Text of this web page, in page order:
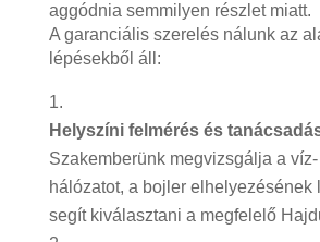
aggódnia semmilyen részlet miatt.
A garanciális szerelés nálunk az
lépésekből áll:
Helyszíni felmérés és
Szakemberünk megvizsgálja a
hálózatot, a bojler elhelyezésének
segít kiválasztani a megfelelő